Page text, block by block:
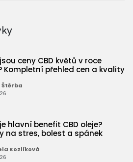
ceny CBD květů v roce
Kompletní přehled cen a kvality
hlavní benefit CBD oleje?
na stres, bolest a spánek
Kozlíková